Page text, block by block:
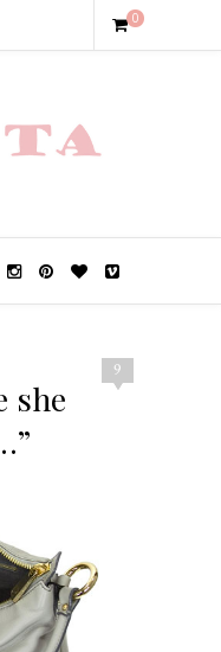
0
9
she